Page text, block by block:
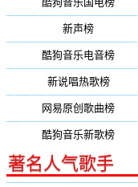
新声榜
酷狗音乐电音榜
新说唱热歌榜
网易原创歌曲榜
酷狗音乐新歌榜
著名人气歌手